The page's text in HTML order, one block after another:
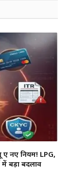
नए नियम! LPG,
बड़ा बदलाव